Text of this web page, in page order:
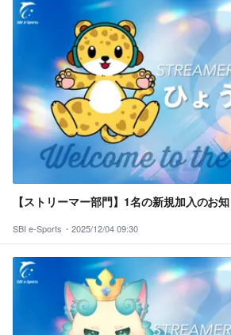
【ストリーマー部門】1名の新規加入のお
SBI e-Sports・ 2025/12/04 09:30